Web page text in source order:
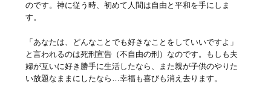
のです。神に従う時、初めて人間は自由と平和を手にしま
す。
「あなたは、どんなことでも好きなことをしていいですよ」
と言われるのは死刑宣告（不自由の刑）なのです。もしも夫
婦が互いに好き勝手に生活したなら、また親が子供のやりた
い放題なままにしたなら…幸福も喜びも消え去ります。